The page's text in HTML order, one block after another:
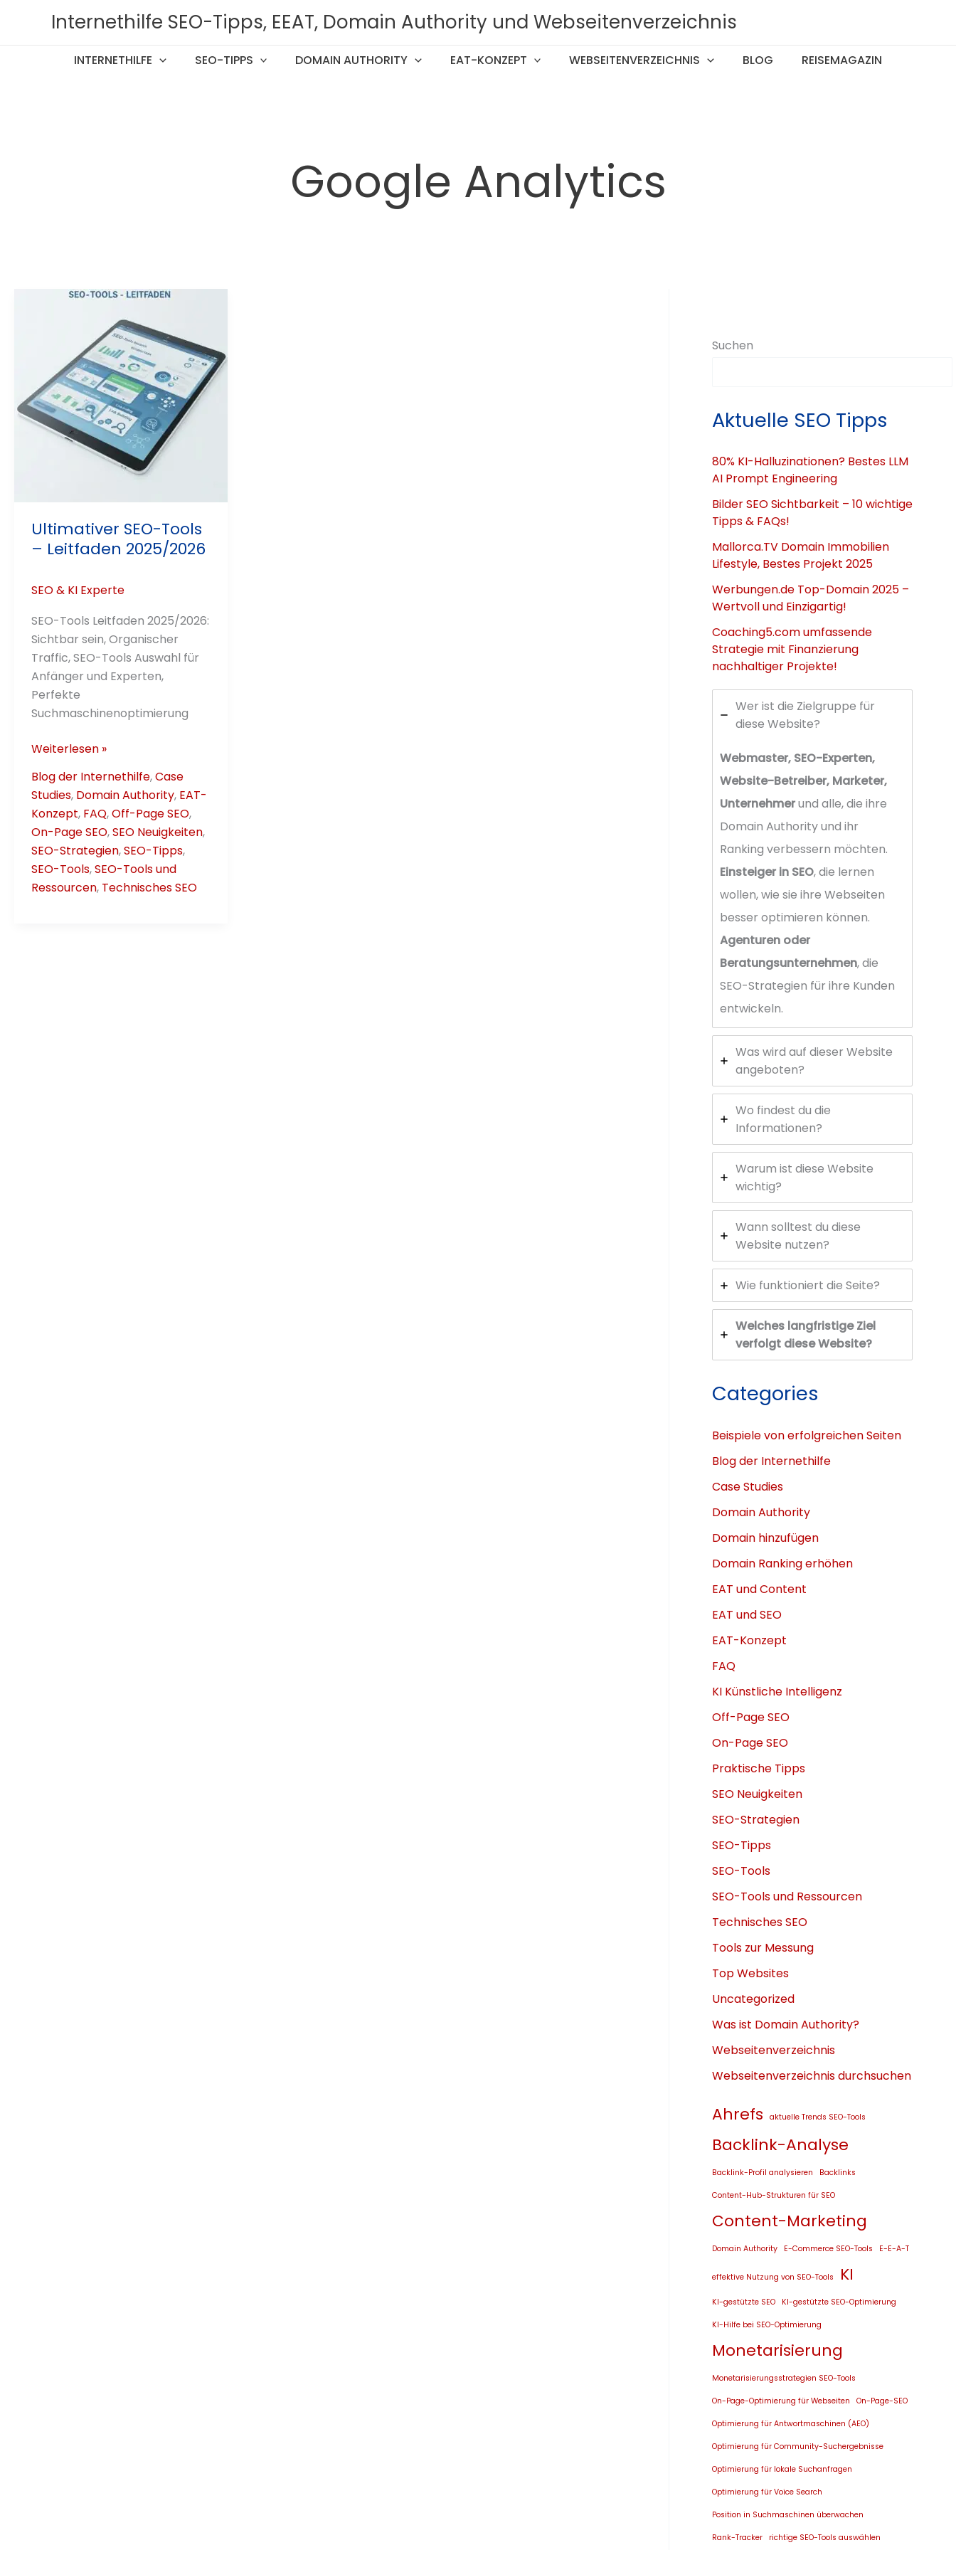
Internethilfe SEO-Tipps, EEAT, Domain Authority und Webseitenverzeichnis
INTERNETHILFE SEO-TIPPS DOMAIN AUTHORITY EAT-KONZEPT WEBSEITENVERZEICHNIS BLOG REISEMAGAZIN
Google Analytics
Ultimativer SEO-Tools
– Leitfaden 2025/2026
SEO & KI Experte
SEO-Tools Leitfaden 2025/2026:
Sichtbar sein, Organischer
Traffic, SEO-Tools Auswahl für
Anfänger und Experten,
Perfekte
Suchmaschinenoptimierung
Ultimativer
Tools
–
Leitfaden
2025/2026
Weiterlesen »
Blog der Internethilfe,Case
Studies, Domain Authority, EAT-
Konzept, FAQ,Off-Page SEO,
On-Page SEO,SEO Neuigkeiten,
SEO-Strategien,SEO-Tipps,
SEO-Tools,SEO-Tools und
Ressourcen, Technisches SEO
Suchen
Aktuelle SEO Tipps
80% KI-Halluzinationen? Bestes LLM
AI Prompt Engineering
Bilder SEO Sichtbarkeit – 10 wichtige
Tipps & FAQs!
Mallorca.TV Domain Immobilien
Lifestyle, Bestes Projekt 2025
Werbungen.de Top-Domain 2025 –
Wertvoll und Einzigartig!
Coaching5.com umfassende
Strategie mit Finanzierung
nachhaltiger Projekte!
Wer ist die Zielgruppe für
diese Website?
Webmaster, SEO-Experten,
Website-Betreiber, Marketer,
Unternehmerund alle, die ihre
Domain Authority und ihr
Ranking verbessern möchten.
Einsteiger in SEO, die lernen
wollen, wie sie ihre Webseiten
besser optimieren können.
Agenturen oder
Beratungsunternehmen, die
SEO-Strategien für ihre Kunden
entwickeln.
Was wird auf dieser Website
angeboten?
Wo findest du die
Informationen?
Warum ist diese Website
wichtig?
Wann solltest du diese
Website nutzen?
Wie funktioniert die Seite?
Welches langfristige Ziel
verfolgt diese Website?
Categories
Beispiele von erfolgreichen Seiten
Blog der Internethilfe
Case Studies
Domain Authority
Domain hinzufügen
Domain Ranking erhöhen
EAT und Content
EAT und SEO
EAT-Konzept
FAQ
KI Künstliche Intelligenz
Off-Page SEO
On-Page SEO
Praktische Tipps
SEO Neuigkeiten
SEO-Strategien
SEO-Tipps
SEO-Tools
SEO-Tools und Ressourcen
Technisches SEO
Tools zur Messung
Top Websites
Uncategorized
Was ist Domain Authority?
Webseitenverzeichnis
Webseitenverzeichnis durchsuchen
Ahrefs aktuelle Trends SEO-Tools
Backlink-Analyse
Backlink-Profil analysieren Backlinks
Content-Hub-Strukturen für SEO
Content-Marketing
Domain Authority E-Commerce SEO-Tools E-E-A-T
effektive Nutzung von SEO-Tools KI
KI-gestützte SEO KI-gestützte SEO-Optimierung
KI-Hilfe bei SEO-Optimierung
Monetarisierung
Monetarisierungsstrategien SEO-Tools
On-Page-Optimierung für Webseiten On-Page-SEO
Optimierung für Antwortmaschinen (AEO)
Optimierung für Community-Suchergebnisse
Optimierung für lokale Suchanfragen
Optimierung für Voice Search
Position in Suchmaschinen überwachen
Rank-Tracker richtige SEO-Tools auswählen